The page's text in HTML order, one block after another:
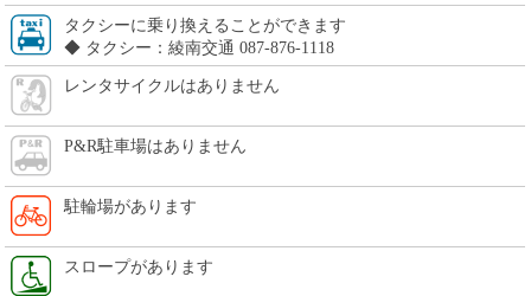
タクシーに乗り換えることができます
◆ タクシー：綾南交通 087-876-1118
レンタサイクルはありません
P&R駐車場はありません
駐輪場があります
スロープがあります